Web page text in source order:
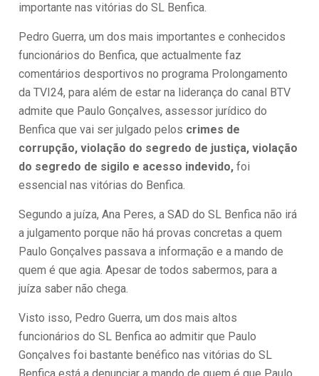
importante nas vitórias do SL Benfica.
Pedro Guerra, um dos mais importantes e conhecidos
funcionários do Benfica, que actualmente faz
comentários desportivos no programa Prolongamento
da TVI24, para além de estar na liderança do canal BTV
admite que Paulo Gonçalves, assessor jurídico do
Benfica que vai ser julgado pelos crimes de
corrupção, violação do segredo de justiça, violação
do segredo de sigilo e acesso indevido,foi
essencial nas vitórias do Benfica.
Segundo a juíza, Ana Peres, a SAD do SL Benfica não irá
a julgamento porque não há provas concretas a quem
Paulo Gonçalves passava a informação e a mando de
quem é que agia. Apesar de todos sabermos, para a
juíza saber não chega.
Visto isso, Pedro Guerra, um dos mais altos
funcionários do SL Benfica ao admitir que Paulo
Gonçalves foi bastante benéfico nas vitórias do SL